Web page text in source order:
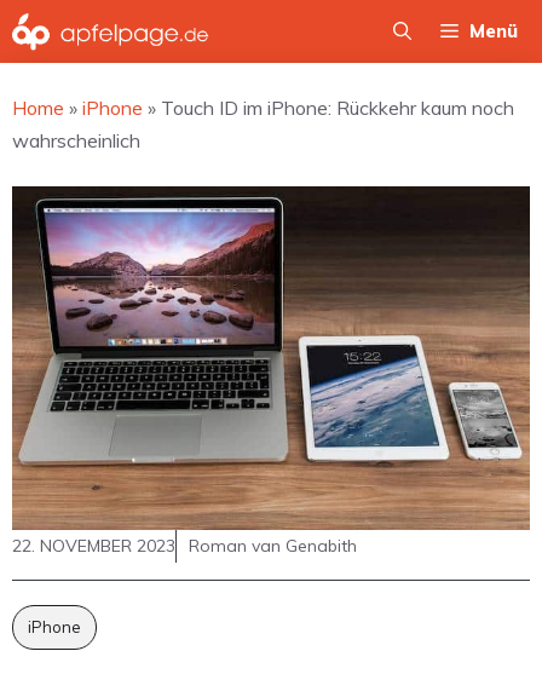
Zum
Inhalt
Menü
Home » iPhone » Touch ID im iPhone: Rückkehr kaum noch
wahrscheinlich
22. NOVEMBER 2023 Roman van Genabith
iPhone